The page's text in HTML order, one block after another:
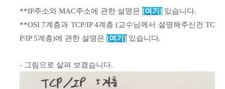
**IP주소와 MAC주소에 관한 설명은 [여기] 있습니다.
**OSI 7계층과 TCP/IP 4계층 (교수님께서 설명해주신건 TC
P/IP 5계층)에 관한 설명은 [여기] 있습니다.
- 그림으로 살펴 보겠습니다.